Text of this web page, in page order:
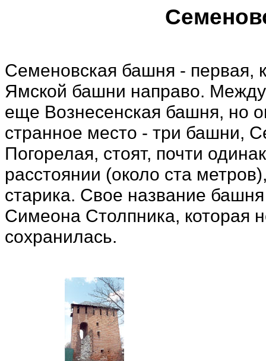
Семеновская башня - первая,
Ямской башни направо.
еще Вознесенская башня, но
странное место - три башни,
Погорелая, стоят, почти
расстоянии (около ста
старика. Свое название
Симеона Столпника, которая
сохранилась.